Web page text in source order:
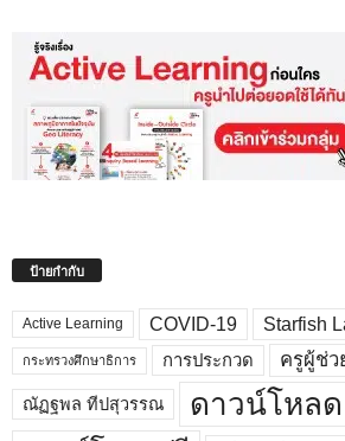
ป้ายกำกับ
Active Learning COVID-19 Starfish
กระทรวงศึกษาธิการ การประกวด ครูผู้ช่ว
ณัฏฐพล ทีปสุวรรณ ดาวน์โหลด